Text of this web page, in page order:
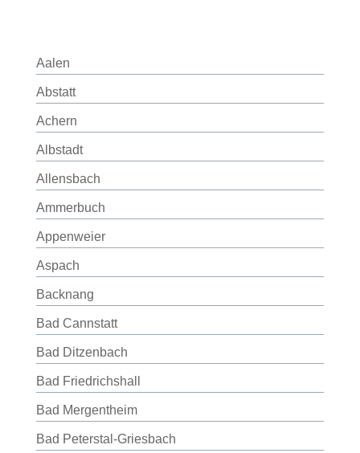
Aalen
Abstatt
Achern
Albstadt
Allensbach
Ammerbuch
Appenweier
Aspach
Backnang
Bad Cannstatt
Bad Ditzenbach
Bad Friedrichshall
Bad Mergentheim
Bad Peterstal-Griesbach